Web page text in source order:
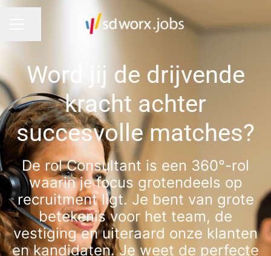
Word jij de drijvende
kracht achter
succesvolle matches?
De rol Consultant is een 360°-rol
waarin je focus grotendeels op
recruitment ligt. Je bent van grote
betekenis voor het team, de
vestiging en uiteraard onze klanten
en kandidaten. Je weet de perfecte